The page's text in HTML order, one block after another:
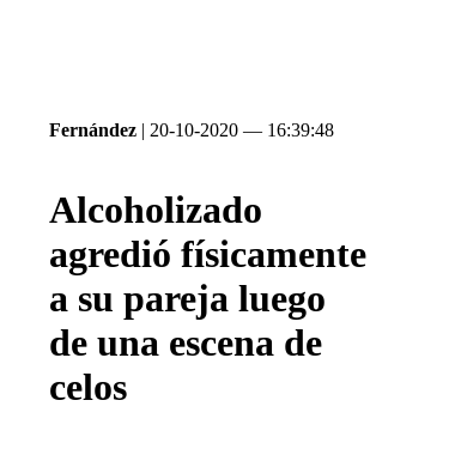
Fernández | 20-10-2020 — 16:39:48
Alcoholizado
agredió físicamente
a su pareja luego
de una escena de
celos